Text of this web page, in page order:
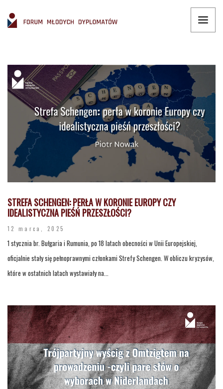
STREFA SCHENGEN: PERŁA W KORONIE EUROPY CZY
IDEALISTYCZNA PIEŚŃ PRZESZŁOŚCI?
12 marca, 2025
1 stycznia br. Bułgaria i Rumunia, po 18 latach obecności w Unii Europejskiej,
oficjalnie stały się pełnoprawnymi członkami Strefy Schengen. W obliczu kryzysów,
które w ostatnich latach wystawiały na...